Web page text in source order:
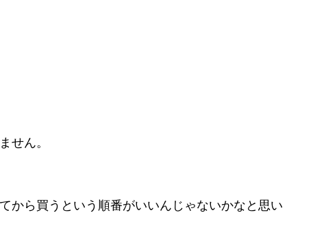
せん。
から買うという順番がいいんじゃないかなと思い